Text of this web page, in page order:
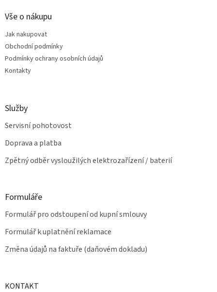
Vše o nákupu
Jak nakupovat
Obchodní podmínky
Podmínky ochrany osobních údajů
Kontakty
Služby
Servisní pohotovost
Doprava a platba
Zpětný odběr vysloužilých elektrozařízení / baterií
Formuláře
Formulář pro odstoupení od kupní smlouvy
Formulář k uplatnění reklamace
Změna údajů na faktuře (daňovém dokladu)
KONTAKT